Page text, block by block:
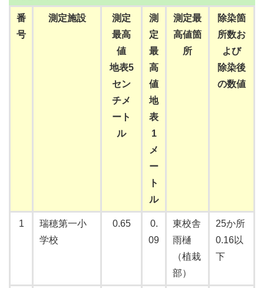
番
号
測定施設
測定
最高
値
地表5
セン
チメ
ート
ル
測
定
最
高
値
地
表
1
メ
ー
ト
ル
測定最
高値箇
所
除染箇
所数お
よび
除染後
の数値
1
瑞穂第一小
学校
0.65
0.
09
東校舎
雨樋
（植栽
部）
25か所
0.16以
下